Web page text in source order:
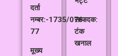
दर्ता
नम्बर:-1735/076-
77
मूख्य
सम्पादक:
टंक
खनाल